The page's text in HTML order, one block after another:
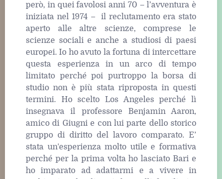
però, in quei favolosi anni 70 – l’avventura è
iniziata nel 1974 – il reclutamento era stato
aperto alle altre scienze, comprese le
scienze sociali e anche a studiosi di paesi
europei. Io ho avuto la fortuna di intercettare
questa esperienza in un arco di tempo
limitato perché poi purtroppo la borsa di
studio non è più stata riproposta in questi
termini. Ho scelto Los Angeles perché lì
insegnava il professore Benjamin Aaron,
amico di Giugni e con lui parte dello storico
gruppo di diritto del lavoro comparato. E’
stata un'esperienza molto utile e formativa
perché per la prima volta ho lasciato Bari e
ho imparato ad adattarmi e a vivere in